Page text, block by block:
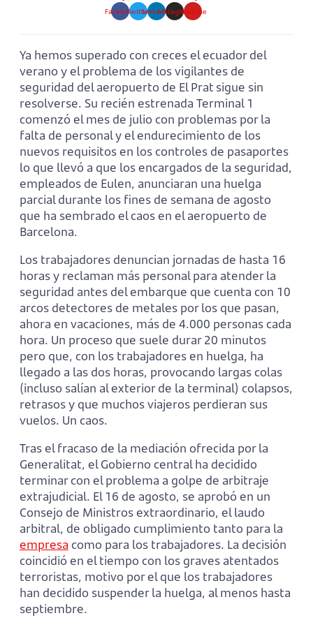
FacebookTwitterLinkedinInstagramYoutube
Ya hemos superado con creces el ecuador del
verano y el problema de los vigilantes de
seguridad del aeropuerto de El Prat sigue sin
resolverse. Su recién estrenada Terminal 1
comenzó el mes de julio con problemas por la
falta de personal y el endurecimiento de los
nuevos requisitos en los controles de pasaportes
lo que llevó a que los encargados de la seguridad,
empleados de Eulen, anunciaran una huelga
parcial durante los fines de semana de agosto
que ha sembrado el caos en el aeropuerto de
Barcelona.
Los trabajadores denuncian jornadas de hasta 16
horas y reclaman más personal para atender la
seguridad antes del embarque que cuenta con 10
arcos detectores de metales por los que pasan,
ahora en vacaciones, más de 4.000 personas cada
hora. Un proceso que suele durar 20 minutos
pero que, con los trabajadores en huelga, ha
llegado a las dos horas, provocando largas colas
(incluso salían al exterior de la terminal) colapsos,
retrasos y que muchos viajeros perdieran sus
vuelos. Un caos.
Tras el fracaso de la mediación ofrecida por la
Generalitat, el Gobierno central ha decidido
terminar con el problema a golpe de arbitraje
extrajudicial. El 16 de agosto, se aprobó en un
Consejo de Ministros extraordinario, el laudo
arbitral, de obligado cumplimiento tanto para la
empresa como para los trabajadores. La decisión
coincidió en el tiempo con los graves atentados
terroristas, motivo por el que los trabajadores
han decidido suspender la huelga, al menos hasta
septiembre.